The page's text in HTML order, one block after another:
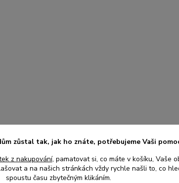
zůstal tak, jak ho znáte, potřebujeme Vaši
z nakupování, pamatovat si, co máte v košíku, Vaše
a na našich stránkách vždy rychle našli to, co
spoustu času zbytečným klikáním.